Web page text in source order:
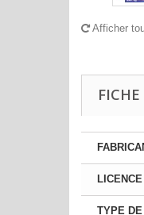
Afficher
LICENCE
TYPE